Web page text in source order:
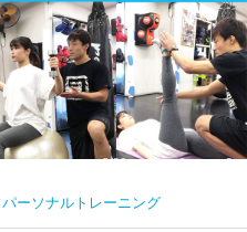
個別トレー
パーソナルトレーニ
パーソナルトレーナー
ーソナルトレーニング